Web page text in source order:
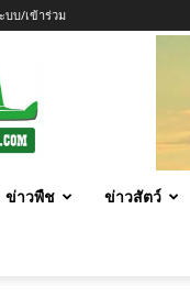
บบ/เข้าร่วม
ข่าวพืช ข่าวสัตว์